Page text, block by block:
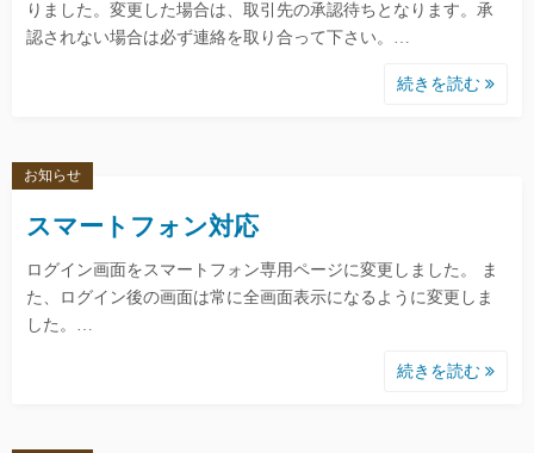
りました。変更した場合は、取引先の承認待ちとなります。承
認されない場合は必ず連絡を取り合って下さい。…
続きを読む
スマートフォン対応
ログイン画面をスマートフォン専用ページに変更しました。 ま
た、ログイン後の画面は常に全画面表示になるように変更しま
した。…
続きを読む
お知らせ